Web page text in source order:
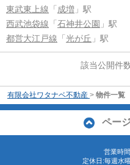
東武東上線 「 成増 」駅
西武池袋線 「 石神井公園 」駅
都営大江戸線 「 光が丘 」駅
該当公開件
有限会社ワタナベ不動産 > 物件一覧
ペー
営業時
定休日:毎週水